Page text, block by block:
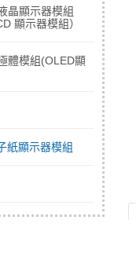
晶顯示器模組
顯示器模組）
體模組(OLED顯
紙顯示器模組